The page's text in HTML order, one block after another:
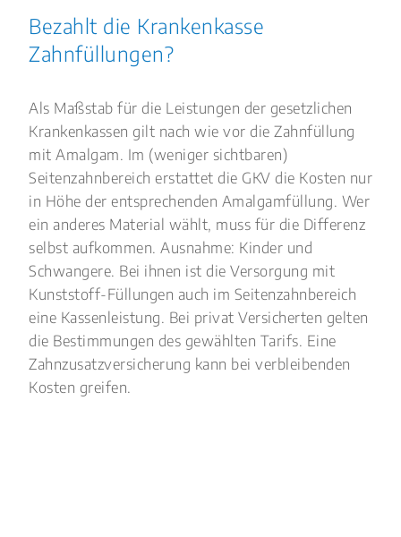
Bezahlt die Krankenkasse
Zahnfüllungen?
Als Maßstab für die Leistungen der gesetzlichen
Krankenkassen gilt nach wie vor die Zahnfüllung
mit Amalgam. Im (weniger sichtbaren)
Seitenzahnbereich erstattet die GKV die Kosten nur
in Höhe der entsprechenden Amalgamfüllung. Wer
ein anderes Material wählt, muss für die Differenz
selbst aufkommen. Ausnahme: Kinder und
Schwangere. Bei ihnen ist die Versorgung mit
Kunststoff-Füllungen auch im Seitenzahnbereich
eine Kassenleistung. Bei privat Versicherten gelten
die Bestimmungen des gewählten Tarifs. Eine
Zahnzusatzversicherung kann bei verbleibenden
Kosten greifen.